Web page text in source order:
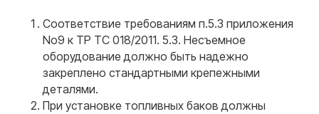
Соответствие требованиям п.5.3 приложения
No9 к ТР ТС 018/2011. 5.3. Несъемное
оборудование должно быть надежно
закреплено стандартными крепежными
деталями.
При установке топливных баков должны